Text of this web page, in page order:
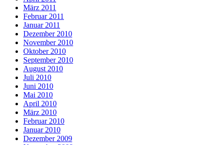
März 2011
Februar 2011
Januar 2011
Dezember 2010
November 2010
Oktober 2010
September 2010
August 2010
Juli 2010
Juni 2010
Mai 2010
April 2010
März 2010
Februar 2010
Januar 2010
Dezember 2009